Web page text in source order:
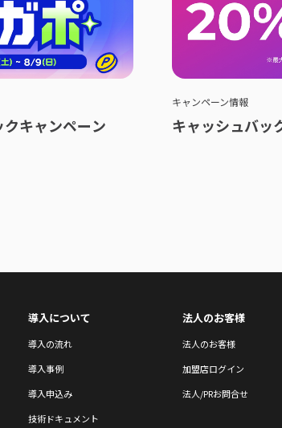
キャンペーン
キャンペーン情報
キャッシュバッ
導入について
導入の流れ
導入事例
導入申込み
技術ドキュメント
法人のお客様
法人のお客様
加盟店ログイン
法人/PRお問合せ